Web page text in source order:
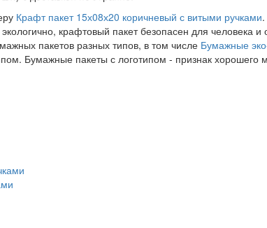
Крафт пакет 15х08х20 коричневый с витыми ручками
крафтовый пакет безопасен для
пакетов разных типов, в том числе Бумажные
Бумажные пакеты с логотипом - признак хорошего